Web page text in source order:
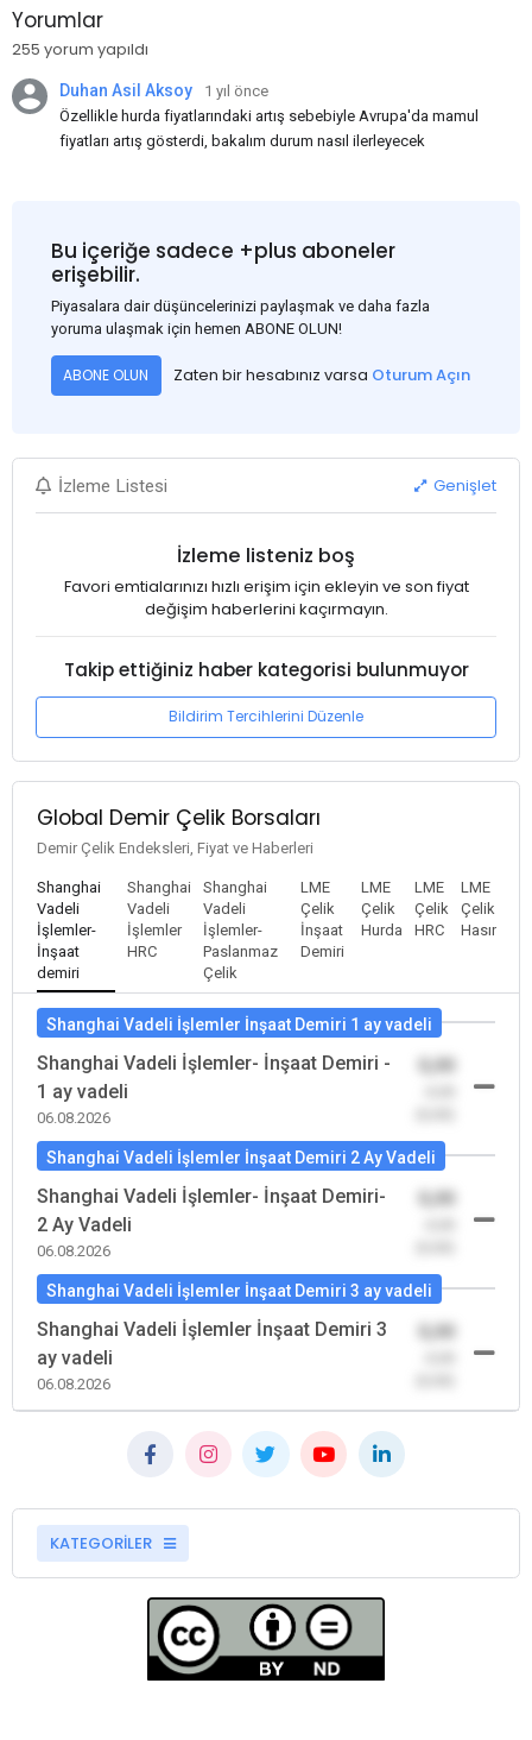
Yorumlar
255 yorum yapıldı
Duhan Asil Aksoy
1 yıl önce
Özellikle hurda fiyatlarındaki artış sebebiyle Avrupa'da mamul
fiyatları artış gösterdi, bakalım durum nasıl ilerleyecek
Bu içeriğe sadece +plus aboneler
erişebilir.
Piyasalara dair düşüncelerinizi paylaşmak ve daha fazla
yoruma ulaşmak için hemen ABONE OLUN!
ABONE OLUN Zaten bir hesabınız varsa Oturum Açın
İzleme Listesi Genişlet
İzleme listeniz boş
Favori emtialarınızı hızlı erişim için ekleyin ve son fiyat
değişim haberlerini kaçırmayın.
Takip ettiğiniz haber kategorisi bulunmuyor
Bildirim Tercihlerini Düzenle
Global Demir Çelik Borsaları
Demir Çelik Endeksleri, Fiyat ve Haberleri
Shanghai
Vadeli
İşlemler-
İnşaat
demiri
Shanghai
Vadeli
İşlemler
HRC
Shanghai
Vadeli
İşlemler-
Paslanmaz
Çelik
LME
Çelik
İnşaat
Demiri
LME
Çelik
Hurda
LME
Çelik
HRC
LME
Çelik
Hasır
Shanghai Vadeli İşlemler İnşaat Demiri 1 ay vadeli
Shanghai Vadeli İşlemler- İnşaat Demiri -
1 ay vadeli
06.08.2026
Shanghai Vadeli İşlemler İnşaat Demiri 2 Ay Vadeli
Shanghai Vadeli İşlemler- İnşaat Demiri-
2 Ay Vadeli
06.08.2026
Shanghai Vadeli İşlemler İnşaat Demiri 3 ay vadeli
Shanghai Vadeli İşlemler İnşaat Demiri 3
ay vadeli
06.08.2026
KATEGORİLER